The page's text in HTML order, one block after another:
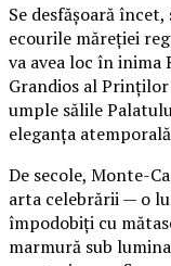
Se desfășoară
ecourile măreției
va avea loc în inima
Grandios al
umple sălile
eleganța
De secole, Monte-
arta celebrării — o
împodobiți cu
marmură sub